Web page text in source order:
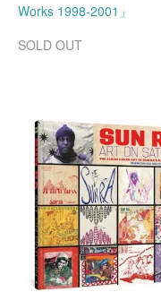
Works 1998-2001」
SOLD OUT